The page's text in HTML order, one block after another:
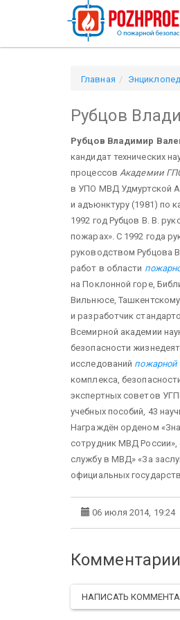
Главная
Рубцов
Рубцов Владимир
кандидат технических
процессов Академии
в УПО МВД Удмуртской
и адъюнктуру (1981) по
1992 год Рубцов В. В.
пожарах». С 1992 года
руководством Рубцова
работ в области
на Поклонной горе,
Вильнюсе,
и разработчик
Всемирной академии
безопасности
исследований пожарной
комплекса,
экспертных советов
учебных пособий, 43
Награждён орденом
сотрудник МВД
службу в МВД» «За
официальных
06 июля 2014, 19:24
НАПИСАТЬ